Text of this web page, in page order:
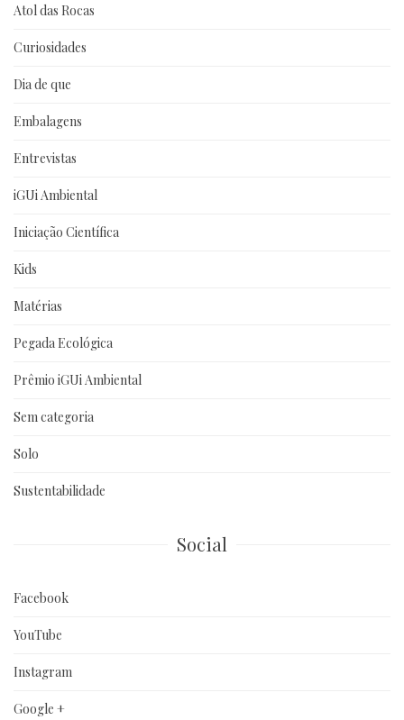
Atol das Rocas
Curiosidades
Dia de que
Embalagens
Entrevistas
iGUi Ambiental
Iniciação Científica
Kids
Matérias
Pegada Ecológica
Prêmio iGUi Ambiental
Sem categoria
Solo
Sustentabilidade
Social
Facebook
YouTube
Instagram
Google +